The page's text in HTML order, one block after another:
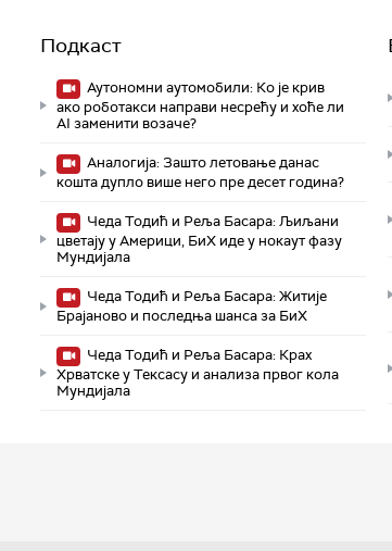
Подкаст
Аутономни аутомобили: Ко је крив
ако роботакси направи несрећу и хоће ли
AI заменити возаче?
Аналогија: Зашто летовање данас
кошта дупло више него пре десет година?
Чеда Тодић и Реља Басара: Љиљани
цветају у Америци, БиХ иде у нокаут фазу
Мундијала
Чеда Тодић и Реља Басара: Житије
Брајаново и последња шанса за БиХ
Чеда Тодић и Реља Басара: Крах
Хрватске у Тексасу и анализа првог кола
Мундијала